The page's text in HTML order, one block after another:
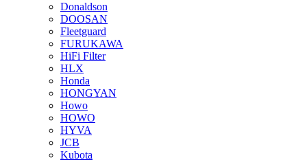
Donaldson
DOOSAN
Fleetguard
FURUKAWA
HiFi Filter
HLX
Honda
HONGYAN
Howo
HOWO
HYVA
JCB
Kubota